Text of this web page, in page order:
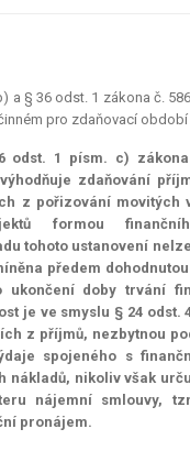
a § 36 odst. 1 zákona č.
pro zdaňovací období
odst. 1 písm. c)
zdaňování
z pořizování movitých
formou
tohoto ustanovení
předem
ukončení doby trvání
je ve smyslu § 24 odst.
z příjmů, nezbytnou
spojeného s
nákladů, nikoliv však
nájemní smlouvy,
pronájem.